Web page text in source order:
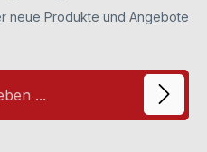
neue Produkte und Angebote